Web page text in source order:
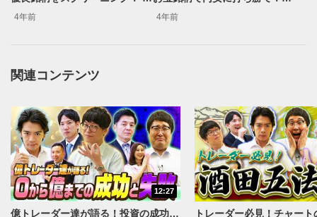
1
動画再生エリア
一時停止します。
2
動画タイトル
動画タイトルが表示されます。クリックすると
YouTubeサイトに移動します。
後で見る
4年前 4年前
関連コンテンツ
12:27
億トレーダー達が語る！投資の成功と失敗 マヂカルラブリーと学ぶ 資産運用！学べるラブリーSeason5 ～テクニカル分析編～#10